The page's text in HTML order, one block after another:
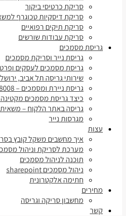
סריקת כרטיסי ביקור
סריקת דיסקיות טכוגרף
סריקת תיקים רפואיים
סריקת עבודות שורשים
גריסת מסמכים
גריסת נייר וסריקת מסמכים
גריסת מסמכים לעסקים
שירותי גריסה תל אביב,
גריסת ניירת ומסמכים – 054-2488008
כיצד גריסת מסמכים
גריסה באתר הלקוח – משאית
מגרסות נייר
עצות
איך מחשבים משקל קובץ
מערכת לסריקת וניהול
תוכנה לניהול מסמכים
ניהול מסמכים sharepoint
חתימה אלקטרונית
מחירים
מחשבון סריקה וגריסה
קשר